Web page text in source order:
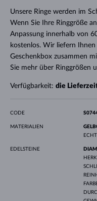
Unsere Ringe werden im
Wenn Sie Ihre Ringgröße
Anpassung innerhalb von
kostenlos. Wir liefern
Geschenkbox zusammen
Sie mehr über Ringgrößen
Verfügbarkeit: die
CODE
MATERIALIEN
EDELSTEINE